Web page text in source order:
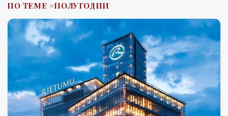
ПО ТЕМЕ #ПОЛУГОДИИ